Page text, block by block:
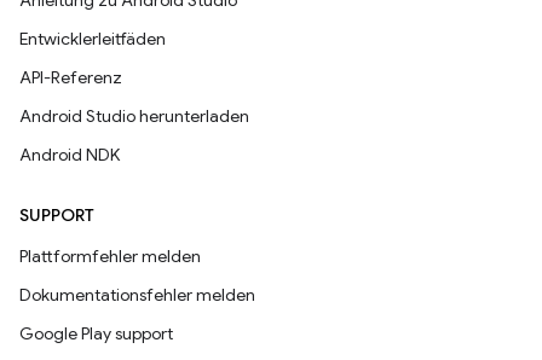
Entwicklerleitfäden
API-Referenz
Android Studio herunterladen
Android NDK
SUPPORT
Plattformfehler melden
Dokumentationsfehler melden
Google Play support